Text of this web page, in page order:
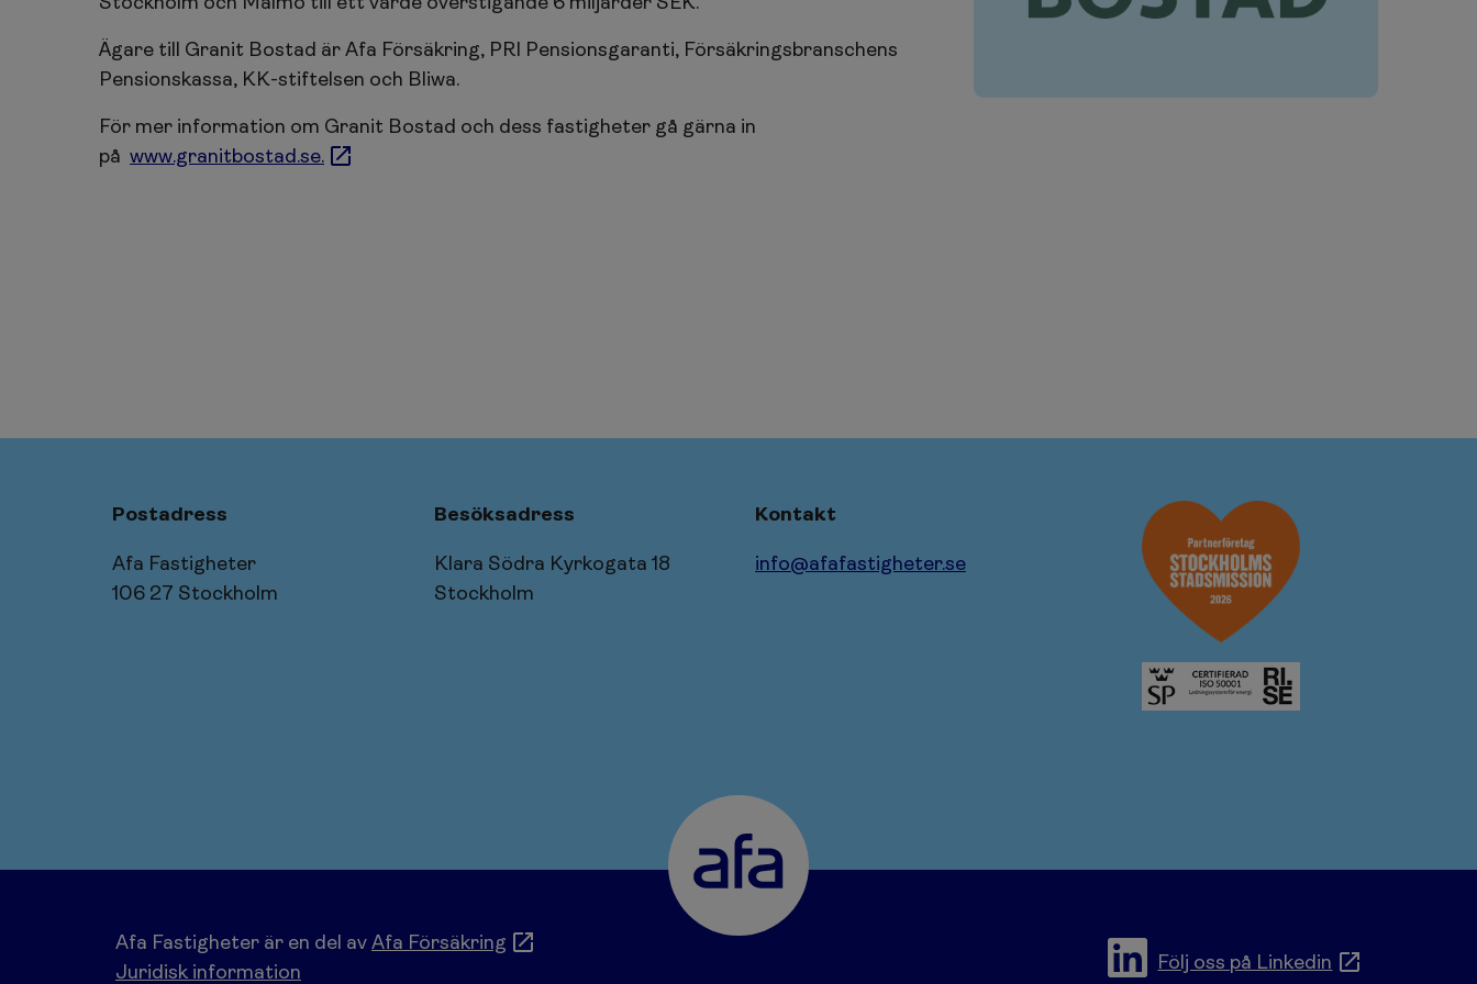
Ägare till Granit Bostad är Afa Försäkring, PRI Pensionsgaranti, Försäkringsbranschens
Pensionskassa, KK-stiftelsen och Bliwa.
För mer information om Granit Bostad och dess fastigheter gå gärna in
på www.granitbostad.se.
Postadress
Afa Fastigheter
106 27 Stockholm
Besöksadress
Klara Södra Kyrkogata 18
Stockholm
Kontakt
info@afafastigheter.se
Afa Fastigheter är en del av Afa Försäkring
Juridisk information
Följ oss på Linkedin